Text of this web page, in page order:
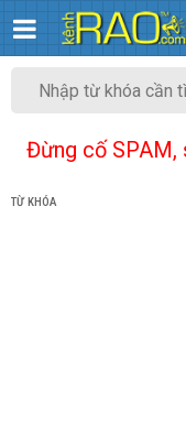
Đừng cố SPAM,
TỪ KHÓA